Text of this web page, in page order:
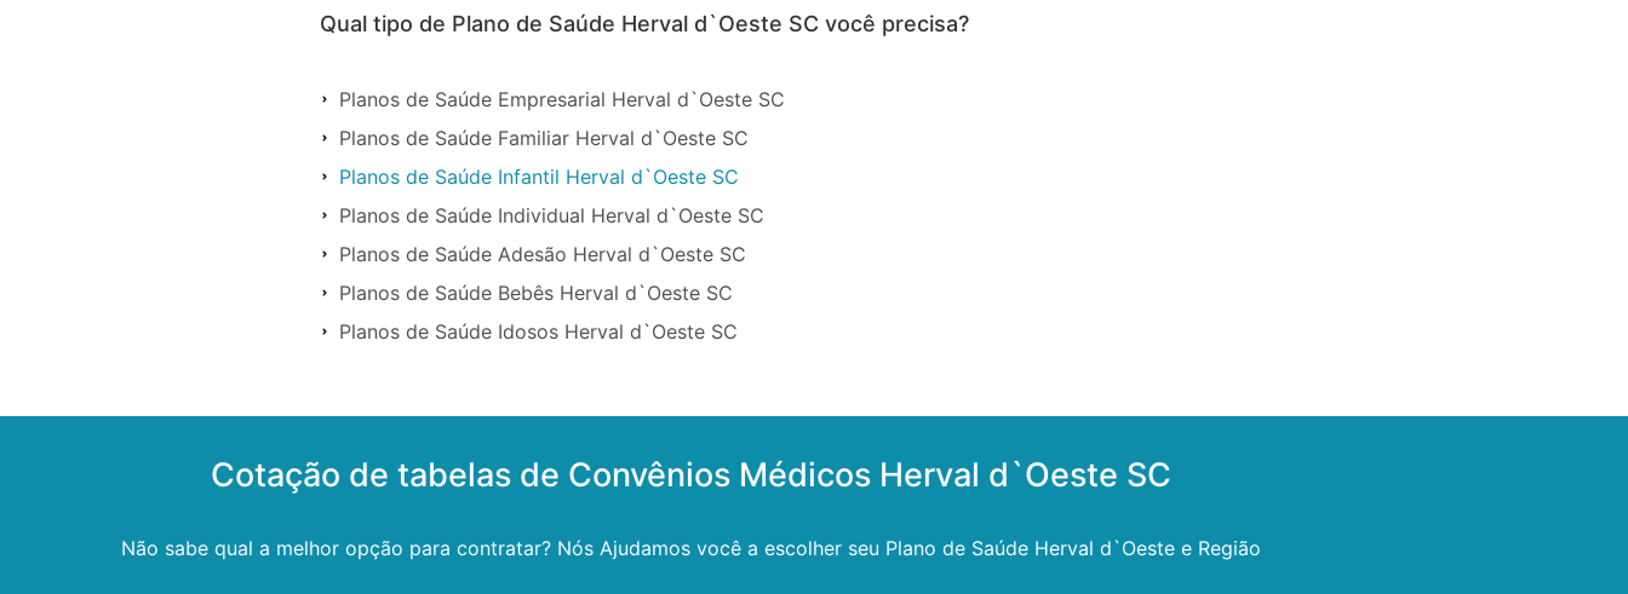
Qual tipo de Plano de Saúde Herval d`Oeste SC você precisa?
Planos de Saúde Empresarial Herval d`Oeste SC
Planos de Saúde Familiar Herval d`Oeste SC
Planos de Saúde Infantil Herval d`Oeste SC
Planos de Saúde Individual Herval d`Oeste SC
Planos de Saúde Adesão Herval d`Oeste SC
Planos de Saúde Bebês Herval d`Oeste SC
Planos de Saúde Idosos Herval d`Oeste SC
Cotação de tabelas de Convênios Médicos Herval d`Oeste SC
Não sabe qual a melhor opção para contratar? Nós Ajudamos você a escolher seu Plano de Saúde Herval d`Oeste e Região